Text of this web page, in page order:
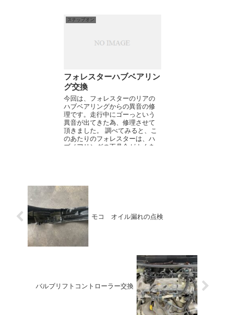
スナップオン
フォレスターハブベアリン
グ交換
今回は、フォレスターのリアの
ハブベアリングからの異音の修
理です。走行中にゴーっという
異音が出てきた為、修理させて
頂きました。 調べてみると、こ
のあたりのフォレスターは、ハ
ブベアリングの不具合がよくあ
モコ オイル漏れの点検
バルブリフトコントローラー交換